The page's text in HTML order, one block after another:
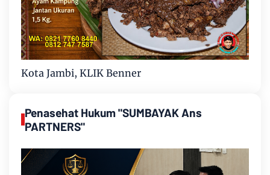
Kota Jambi, KLIK Benner
Penasehat Hukum "SUMBAYAK Ans
PARTNERS"